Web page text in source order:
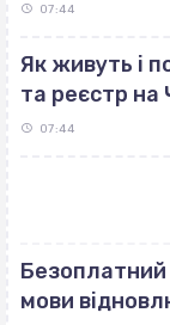
07:44
Як живуть і
та реєстр на
07:44
Безоплатний
мови